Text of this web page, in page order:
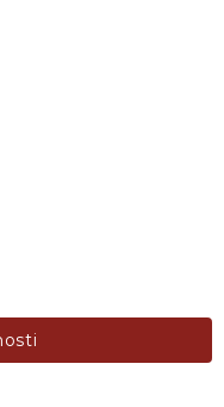
lahko izberete na